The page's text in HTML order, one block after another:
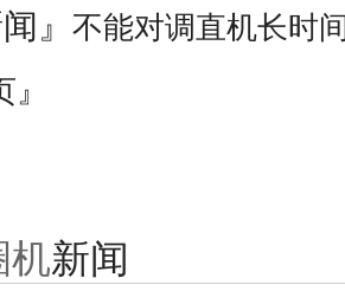
』 不能对调直机长时
机新闻